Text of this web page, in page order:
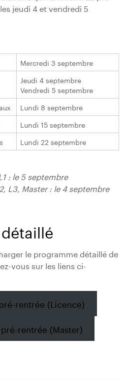
jeudi 4 et vendredi 5
Mercredi 3 septembre
Jeudi 4 septembre
Vendredi 5 septembre
Lundi 8 septembre
Lundi 15 septembre
Lundi 22 septembre
: le 5 septembre
L3, Master : le 4 septembre
le programme détaillé de
vous sur les liens ci-
rentrée (Licence)
rentrée (Master)